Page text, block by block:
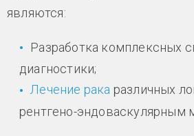
являются:
Разработка комплексных
диагностики;
Лечение рака различных
рентгено-эндоваскулярным